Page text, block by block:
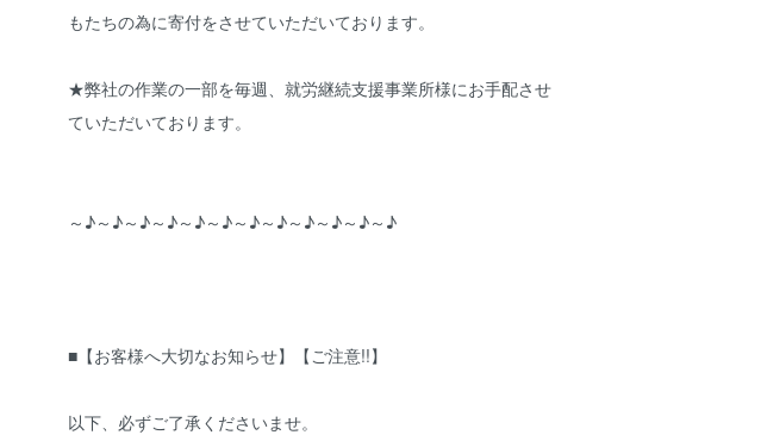
もたちの為に寄付をさせていただいております。
★弊社の作業の一部を毎週、就労継続支援事業所様にお手配させ
ていただいております。
～♪～♪～♪～♪～♪～♪～♪～♪～♪～♪～♪～♪
■【お客様へ大切なお知らせ】【ご注意!!】
以下、必ずご了承くださいませ。